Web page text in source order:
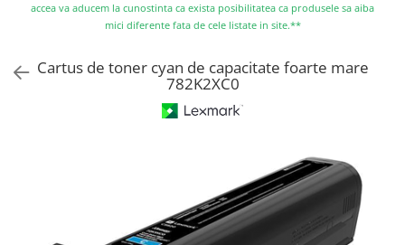
Imprimante etichete
Scanere
Consumabile imprimanta
accea va aducem la cunostinta ca exista posibilitatea ca produsele sa aiba
mici diferente fata de cele listate in site.**
Cartus de toner cyan de capacitate foarte mare
782K2XC0